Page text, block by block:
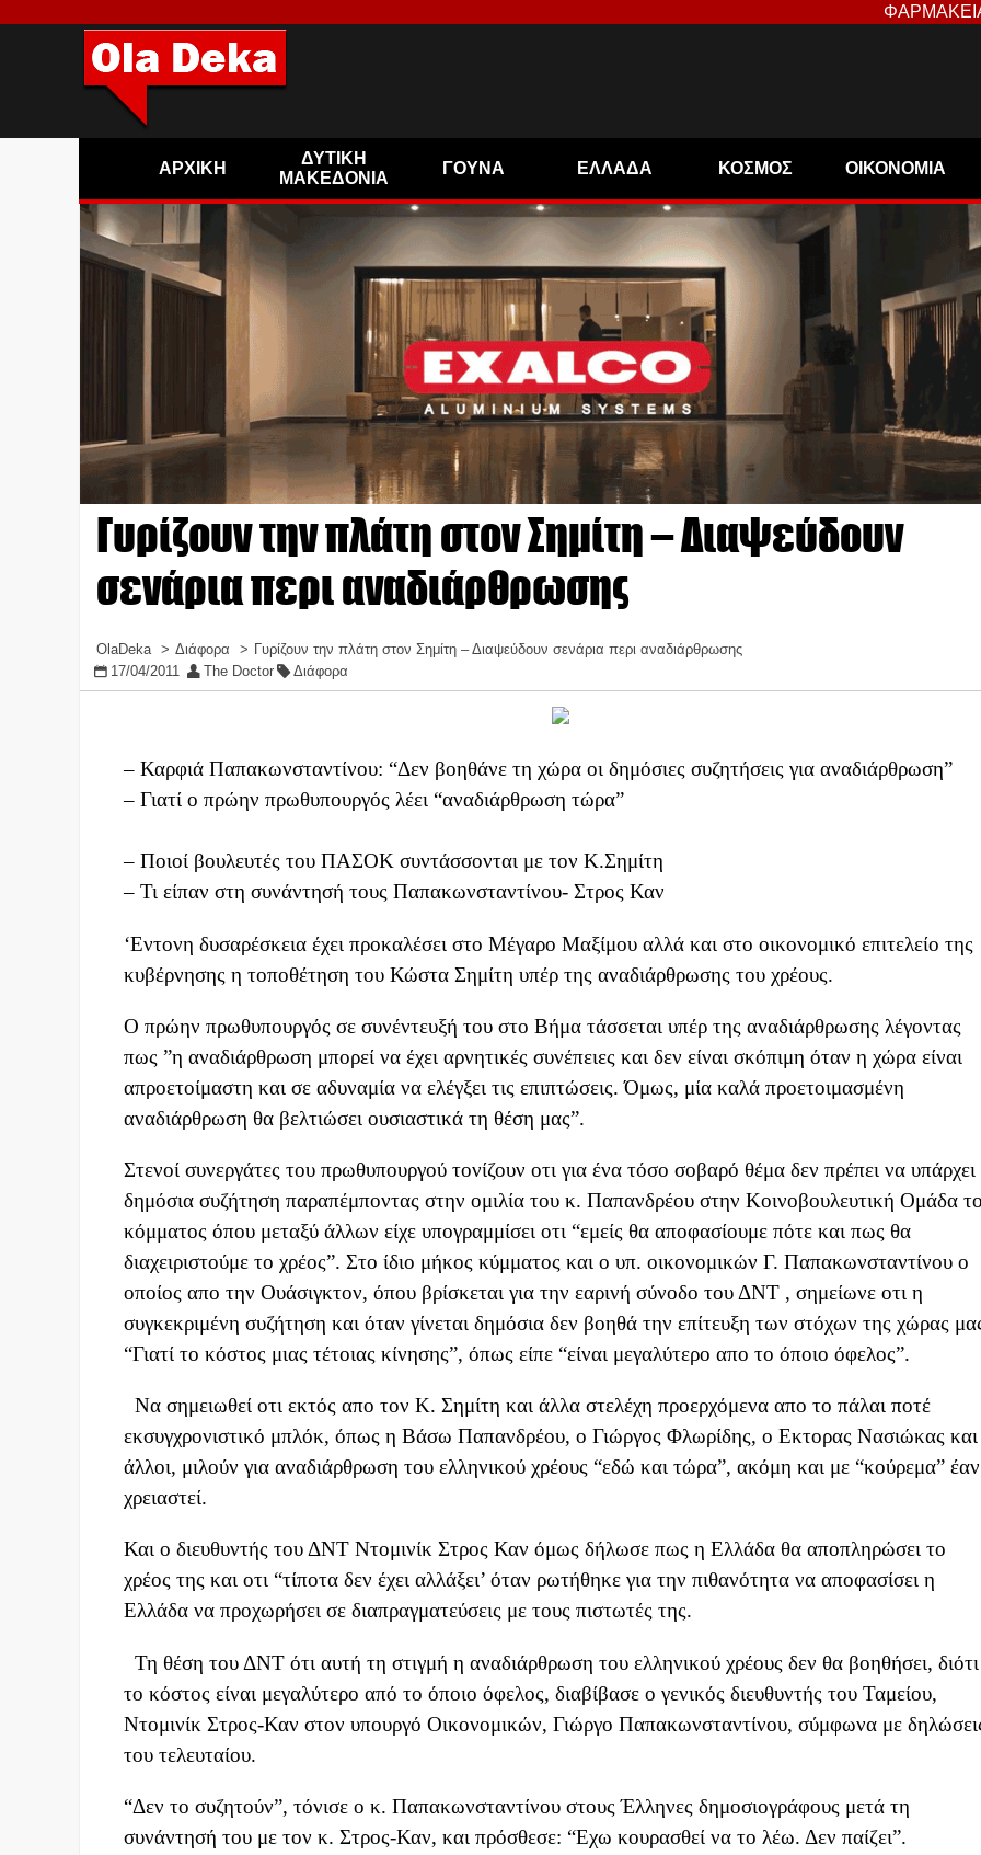
ΑΡΧΙΚΗ
ΔΥΤΙΚΗ
ΜΑΚΕΔΟΝΙΑ
ΓΟΥΝΑ ΕΛΛΑΔΑ ΚΟΣΜΟΣ ΟΙΚΟΝΟΜΙΑ
Γυρίζουν την πλάτη στον Σημίτη – Διαψεύδουν
σενάρια περι αναδιάρθρωσης
OlaDeka Διάφορα
Γυρίζουν την πλάτη στον Σημίτη – Διαψεύδουν σενάρια περι αναδιάρθρωσης
17/04/2011
The Doctor Διάφορα
– Καρφιά Παπακωνσταντίνου: “Δεν βοηθάνε τη χώρα οι δημόσιες συζητήσεις για αναδιάρθρωση”
– Γιατί ο πρώην πρωθυπουργός λέει “αναδιάρθρωση τώρα”
– Ποιοί βουλευτές του ΠΑΣΟΚ συντάσσονται με τον Κ.Σημίτη
– Τι είπαν στη συνάντησή τους Παπακωνσταντίνου- Στρος Καν
‘Εντονη δυσαρέσκεια έχει προκαλέσει στο Μέγαρο Μαξίμου αλλά και στο οικονομικό επιτελείο της
κυβέρνησης η τοποθέτηση του Κώστα Σημίτη υπέρ της αναδιάρθρωσης του χρέους.
Ο πρώην πρωθυπουργός σε συνέντευξή του στο Βήμα τάσσεται υπέρ της αναδιάρθρωσης λέγοντας
πως ”η αναδιάρθρωση μπορεί να έχει αρνητικές συνέπειες και δεν είναι σκόπιμη όταν η χώρα είναι
απροετοίμαστη και σε αδυναμία να ελέγξει τις επιπτώσεις. Όμως, μία καλά προετοιμασμένη
αναδιάρθρωση θα βελτιώσει ουσιαστικά τη θέση μας”.
Στενοί συνεργάτες του πρωθυπουργού τονίζουν οτι για ένα τόσο σοβαρό θέμα δεν πρέπει να υπάρχει
δημόσια συζήτηση παραπέμποντας στην ομιλία του κ. Παπανδρέου στην Κοινοβουλευτική Ομάδα
κόμματος όπου μεταξύ άλλων είχε υπογραμμίσει οτι “εμείς θα αποφασίουμε πότε και πως θα
διαχειριστούμε το χρέος”. Στο ίδιο μήκος κύμματος και ο υπ. οικονομικών Γ. Παπακωνσταντίνου ο
οποίος απο την Ουάσιγκτον, όπου βρίσκεται για την εαρινή σύνοδο του ΔΝΤ , σημείωνε οτι η
συγκεκριμένη συζήτηση και όταν γίνεται δημόσια δεν βοηθά την επίτευξη των στόχων της χώρας
“Γιατί το κόστος μιας τέτοιας κίνησης”, όπως είπε “είναι μεγαλύτερο απο το όποιο όφελος”.
Να σημειωθεί οτι εκτός απο τον Κ. Σημίτη και άλλα στελέχη προερχόμενα απο το πάλαι ποτέ
εκσυγχρονιστικό μπλόκ, όπως η Βάσω Παπανδρέου, ο Γιώργος Φλωρίδης, ο Εκτορας Νασιώκας και
άλλοι, μιλούν για αναδιάρθρωση του ελληνικού χρέους “εδώ και τώρα”, ακόμη και με “κούρεμα” έαν
χρειαστεί.
Και ο διευθυντής του ΔΝΤ Ντομινίκ Στρος Καν όμως δήλωσε πως η Ελλάδα θα αποπληρώσει το
χρέος της και οτι “τίποτα δεν έχει αλλάξει’ όταν ρωτήθηκε για την πιθανότητα να αποφασίσει η
Ελλάδα να προχωρήσει σε διαπραγματεύσεις με τους πιστωτές της.
Τη θέση του ΔΝΤ ότι αυτή τη στιγμή η αναδιάρθρωση του ελληνικού χρέους δεν θα βοηθήσει, διότι
το κόστος είναι μεγαλύτερο από το όποιο όφελος, διαβίβασε ο γενικός διευθυντής του Ταμείου,
Ντομινίκ Στρος-Καν στον υπουργό Οικονομικών, Γιώργο Παπακωνσταντίνου, σύμφωνα με
του τελευταίου.
“Δεν το συζητούν”, τόνισε ο κ. Παπακωνσταντίνου στους Έλληνες δημοσιογράφους μετά τη
συνάντησή του με τον κ. Στρος-Καν, και πρόσθεσε: “Εχω κουρασθεί να το λέω. Δεν παίζει”.